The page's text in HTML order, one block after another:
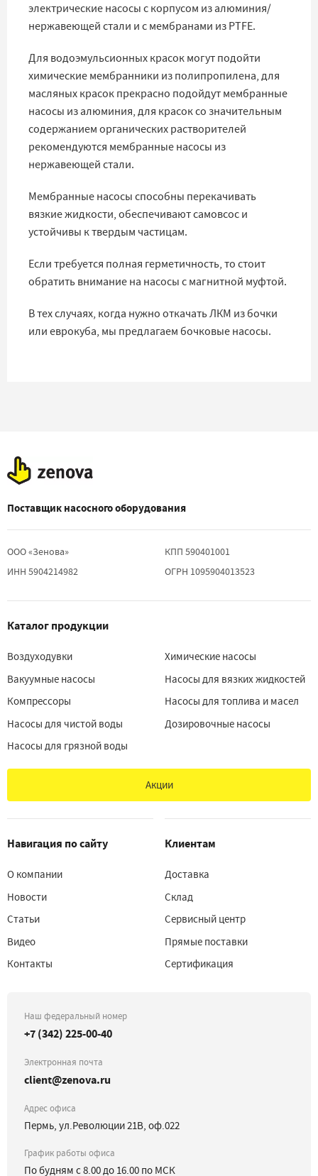
электрические насосы с корпусом из алюминия/
нержавеющей стали и с мембранами из PTFE.
Для водоэмульсионных красок могут подойти
химические мембранники из полипропилена, для
масляных красок прекрасно подойдут мембранные
насосы из алюминия, для красок со значительным
содержанием органических растворителей
рекомендуются мембранные насосы из
нержавеющей стали.
Мембранные насосы способны перекачивать
вязкие жидкости, обеспечивают самовсос и
устойчивы к твердым частицам.
Если требуется полная герметичность, то стоит
обратить внимание на насосы с магнитной муфтой.
В тех случаях, когда нужно откачать ЛКМ из бочки
или еврокуба, мы предлагаем бочковые насосы.
Поставщик насосного оборудования
ООО «Зенова»
ИНН 5904214982
КПП 590401001
ОГРН 1095904013523
Каталог продукции
Воздуходувки
Вакуумные насосы
Компрессоры
Насосы для чистой воды
Насосы для грязной воды
Химические насосы
Насосы для вязких жидкостей
Насосы для топлива и масел
Дозировочные насосы
Акции
Навигация по сайту
О компании
Новости
Статьи
Видео
Контакты
Клиентам
Доставка
Склад
Сервисный центр
Прямые поставки
Сертификация
Наш федеральный номер
+7 (342) 225-00-40
Электронная почта
client@zenova.ru
Адрес офиса
Пермь, ул.Революции 21В, оф.022
График работы офиса
По будням с 8.00 до 16.00 по МСК